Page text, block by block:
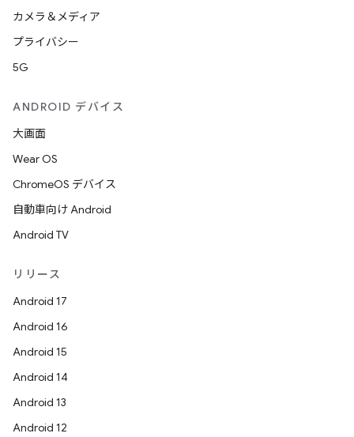
カメラ＆メディア
プライバシー
5G
ANDROID デバイス
大画面
Wear OS
ChromeOS デバイス
自動車向け Android
Android TV
リリース
Android 17
Android 16
Android 15
Android 14
Android 13
Android 12